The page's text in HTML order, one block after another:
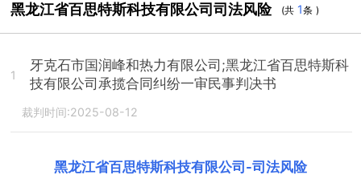
黑龙江省百思特斯科技有限公司司法风险 (共 1条 )
1
牙克石市国润峰和热力有限公司;黑龙江省百思特斯科
技有限公司承揽合同纠纷一审民事判决书
裁判时间:2025-08-12
黑龙江省百思特斯科技有限公司 -司法风险